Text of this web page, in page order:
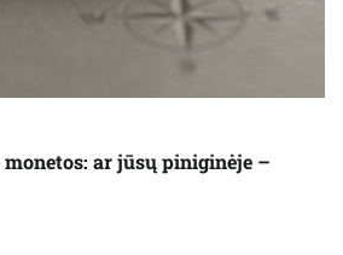
ar jūsų piniginėje –